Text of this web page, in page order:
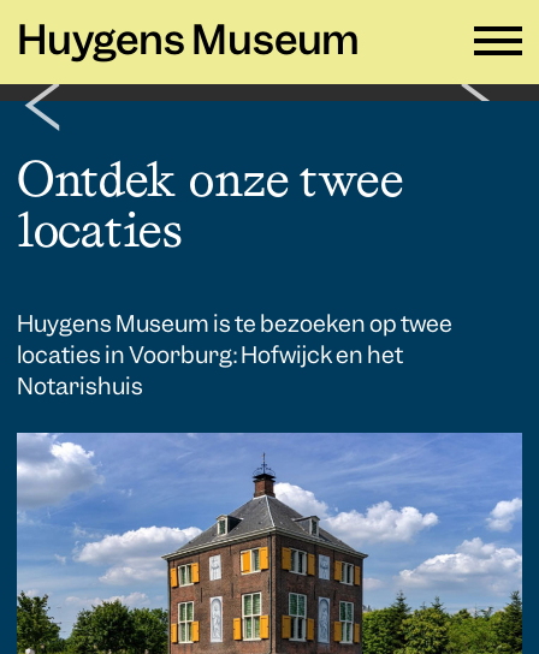
Huygens Museum
Plan je bezoek
Verhuur→
Educatie→
Huygens Museum→
Privacy en cookies →
Colofon →
Ontdek onze twee
locaties
Huygens Museum is te bezoeken op twee
locaties in Voorburg: Hofwijck en het
Notarishuis